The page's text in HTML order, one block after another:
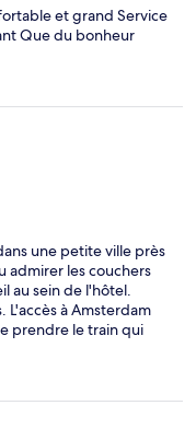
et grand Service
Que du bonheur
une petite ville près
admirer les couchers
au sein de l'hôtel.
L'accès à Amsterdam
prendre le train qui
et il y a environ 20